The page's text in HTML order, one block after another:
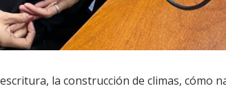
la construcción de climas, cómo